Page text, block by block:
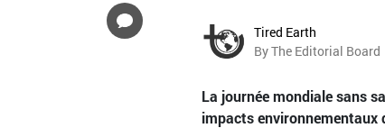
Tired Earth
By The Editorial Board
La journée mondiale sans
impacts environnementaux